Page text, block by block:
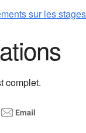
sur les
complet.